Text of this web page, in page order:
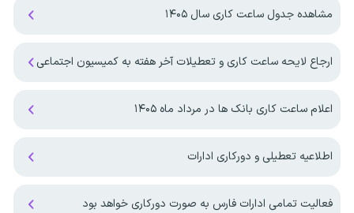
مشاهده جدول ساعت کاری سال ۱۴۰۵
ارجاع لایحه ساعت کاری و تعطیلات آخر هفته به کمیسیون اجتماعی
اعلام ساعت کاری بانک ها در مرداد ماه ۱۴۰۵
اطلاعیه تعطیلی و دورکاری ادارات
فعالیت تمامی ادارات فارس به صورت دورکاری خواهد بود